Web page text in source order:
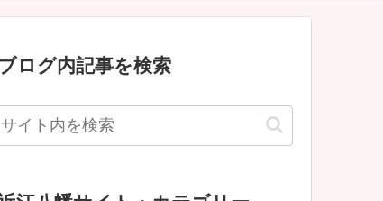
ブログ内記事を検索